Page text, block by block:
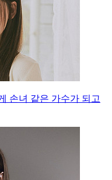
손녀 같은 가수가 되고